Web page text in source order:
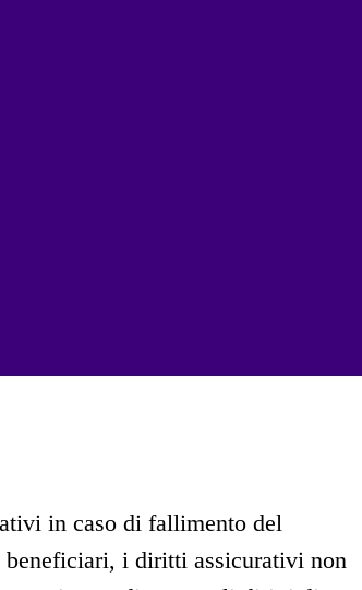
in caso di fallimento del
beneficiari, i diritti assicurativi non